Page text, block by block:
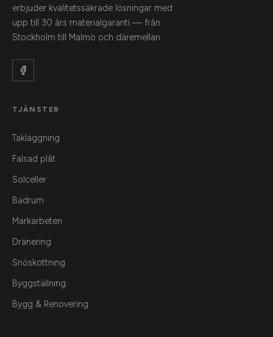
erbjuder kvalitetssäkrade lösningar med
upp till 30 års materialgaranti — från
Stockholm till Malmö och däremellan.
TJÄNSTER
Takläggning
Falsad plåt
Solceller
Badrum
Markarbeten
Dränering
Snöskottning
Byggställning
Bygg & Renovering